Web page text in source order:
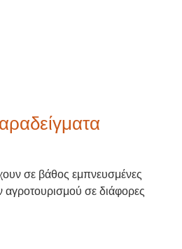
σε βάθος εμπνευσμένες
αγροτουρισμού σε διάφορες